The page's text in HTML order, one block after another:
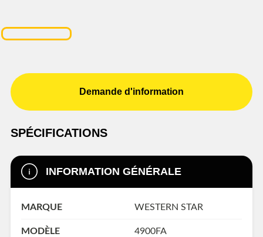
Demande d'information
SPÉCIFICATIONS
INFORMATION GÉNÉRALE
MARQUE WESTERN STAR
MODÈLE 4900FA